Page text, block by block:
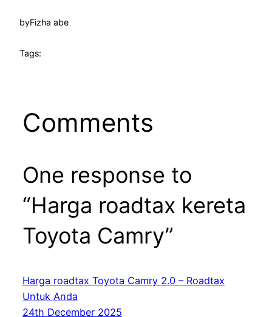
byFizha abe
Tags:
Comments
One response to
“Harga roadtax kereta
Toyota Camry”
Harga roadtax Toyota Camry 2.0 – Roadtax
Untuk Anda
24th December 2025